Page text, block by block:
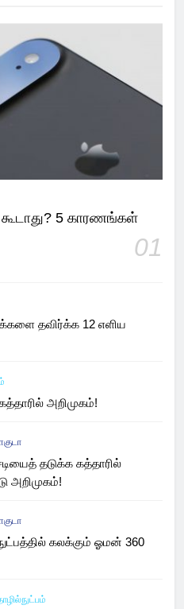
5 காரணங்கள்
01
தவிர்க்க 12 எளிய
அறிமுகம்!
தடுக்க கத்தாரில்
அறிமுகம்!
கலக்கும் ஓமன் 360